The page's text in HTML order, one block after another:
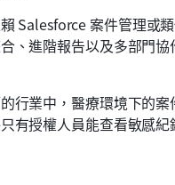
Salesforce 案件管理或
合、進階報告以及多部門
行業中，醫療環境下的
有授權人員能查看敏感